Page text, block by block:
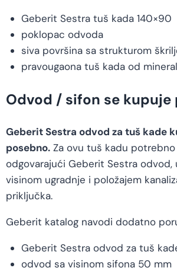
Geberit Sestra tuš kada 140×90
poklopac odvoda
siva površina sa strukturom
pravougaona tuš kada od
Odvod / sifon se kupuje
Geberit Sestra odvod za tuš kade
posebno. Za ovu tuš kadu
odgovarajući Geberit Sestra odvod,
visinom ugradnje i položajem
priključka.
Geberit katalog navodi dodatno
Geberit Sestra odvod za tuš
odvod sa visinom sifona 50 mm